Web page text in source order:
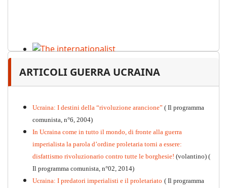
PDF n.12, 2026
ARTICOLI GUERRA UCRAINA
Ucraina: I destini della “rivoluzione arancione” ( Il programma
comunista, n°6, 2004)
In Ucraina come in tutto il mondo, di fronte alla guerra
imperialista la parola d’ordine proletaria torni a essere:
disfattismo rivoluzionario contro tutte le borghesie! (volantino) (
Il programma comunista, n°02, 2014)
Ucraina: I predatori imperialisti e il proletariato ( Il programma